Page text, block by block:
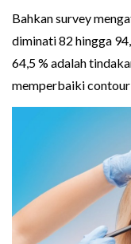
Bahkan survey
diminati 82 hingga
64,5 % adalah
memperbaiki contour